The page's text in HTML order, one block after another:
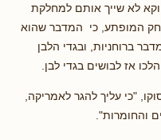
לא שייך אותם למחלקת
המופתע, כי המדבר שהוא
ברוחניות, ובגדי הלבן
אז לבושים בגדי לבן.
"כי עליך להגר לאמריקה,
והחומרות".